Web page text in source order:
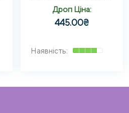
Дроп Ціна:
445.00₴